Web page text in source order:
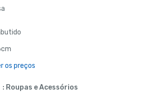
os preços
: Roupas e Acessórios